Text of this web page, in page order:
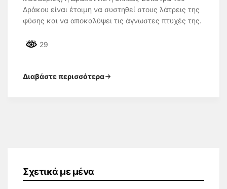
Δράκου είναι έτοιμη να συστηθεί στους λάτρεις της
φύσης και να αποκαλύψει τις άγνωστες πτυχές της.
29
Διαβάστε περισσότερα
Σχετικά με μένα